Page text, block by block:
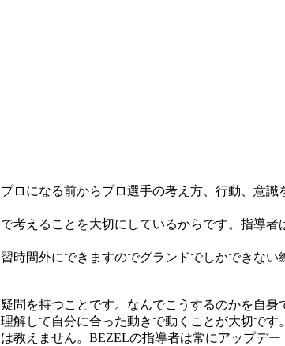
ロになる前からプロ選手の考え方、行動、意
考えることを大切にしているからです。指導
時間外にできますのでグランドでしかできな
問を持つことです。なんでこうするのかを自
解して自分に合った動きで動くことが大切です
教えません。BEZELの指導者は常にアップデ